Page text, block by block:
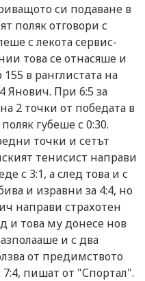
си подаване в
поляк отговори с
с лекота сервис-
това се отнасяше и
в ранглистата на
Янович. При 6:5 за
2 точки от победата в
губеше с 0:30.
точки и сетът
тенисист направи
с 3:1, а след това и с
и изравни за 4:4, но
направи страхотен
и това му донесе нов
и с два
от предимството
7:4, пишат от "Спортал".